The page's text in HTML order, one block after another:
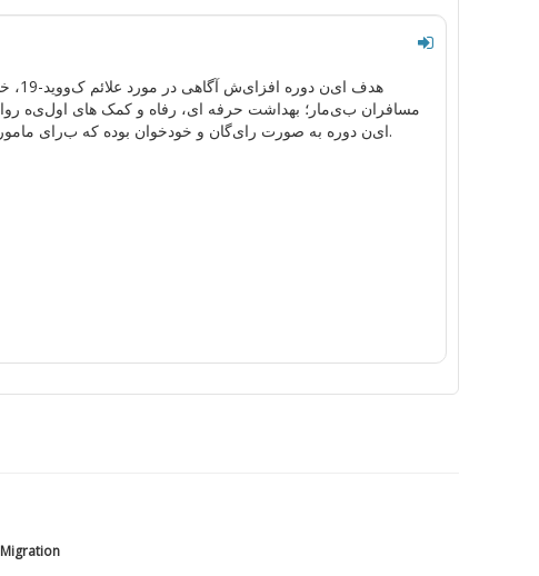
هدف این دوره افزایش آگاهی در مورد علائم کووید-19 ،
مسافران بیمار ؛ بهداشت حرفه ای، رفاه و کمک های اولیه
این دوره به صورت رایگان و خودخوان بوده که برای
.